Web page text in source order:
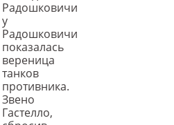
Радошковичи
у
Радошковичи
показалась
вереница
танков
противника.
Звено
Гастелло,